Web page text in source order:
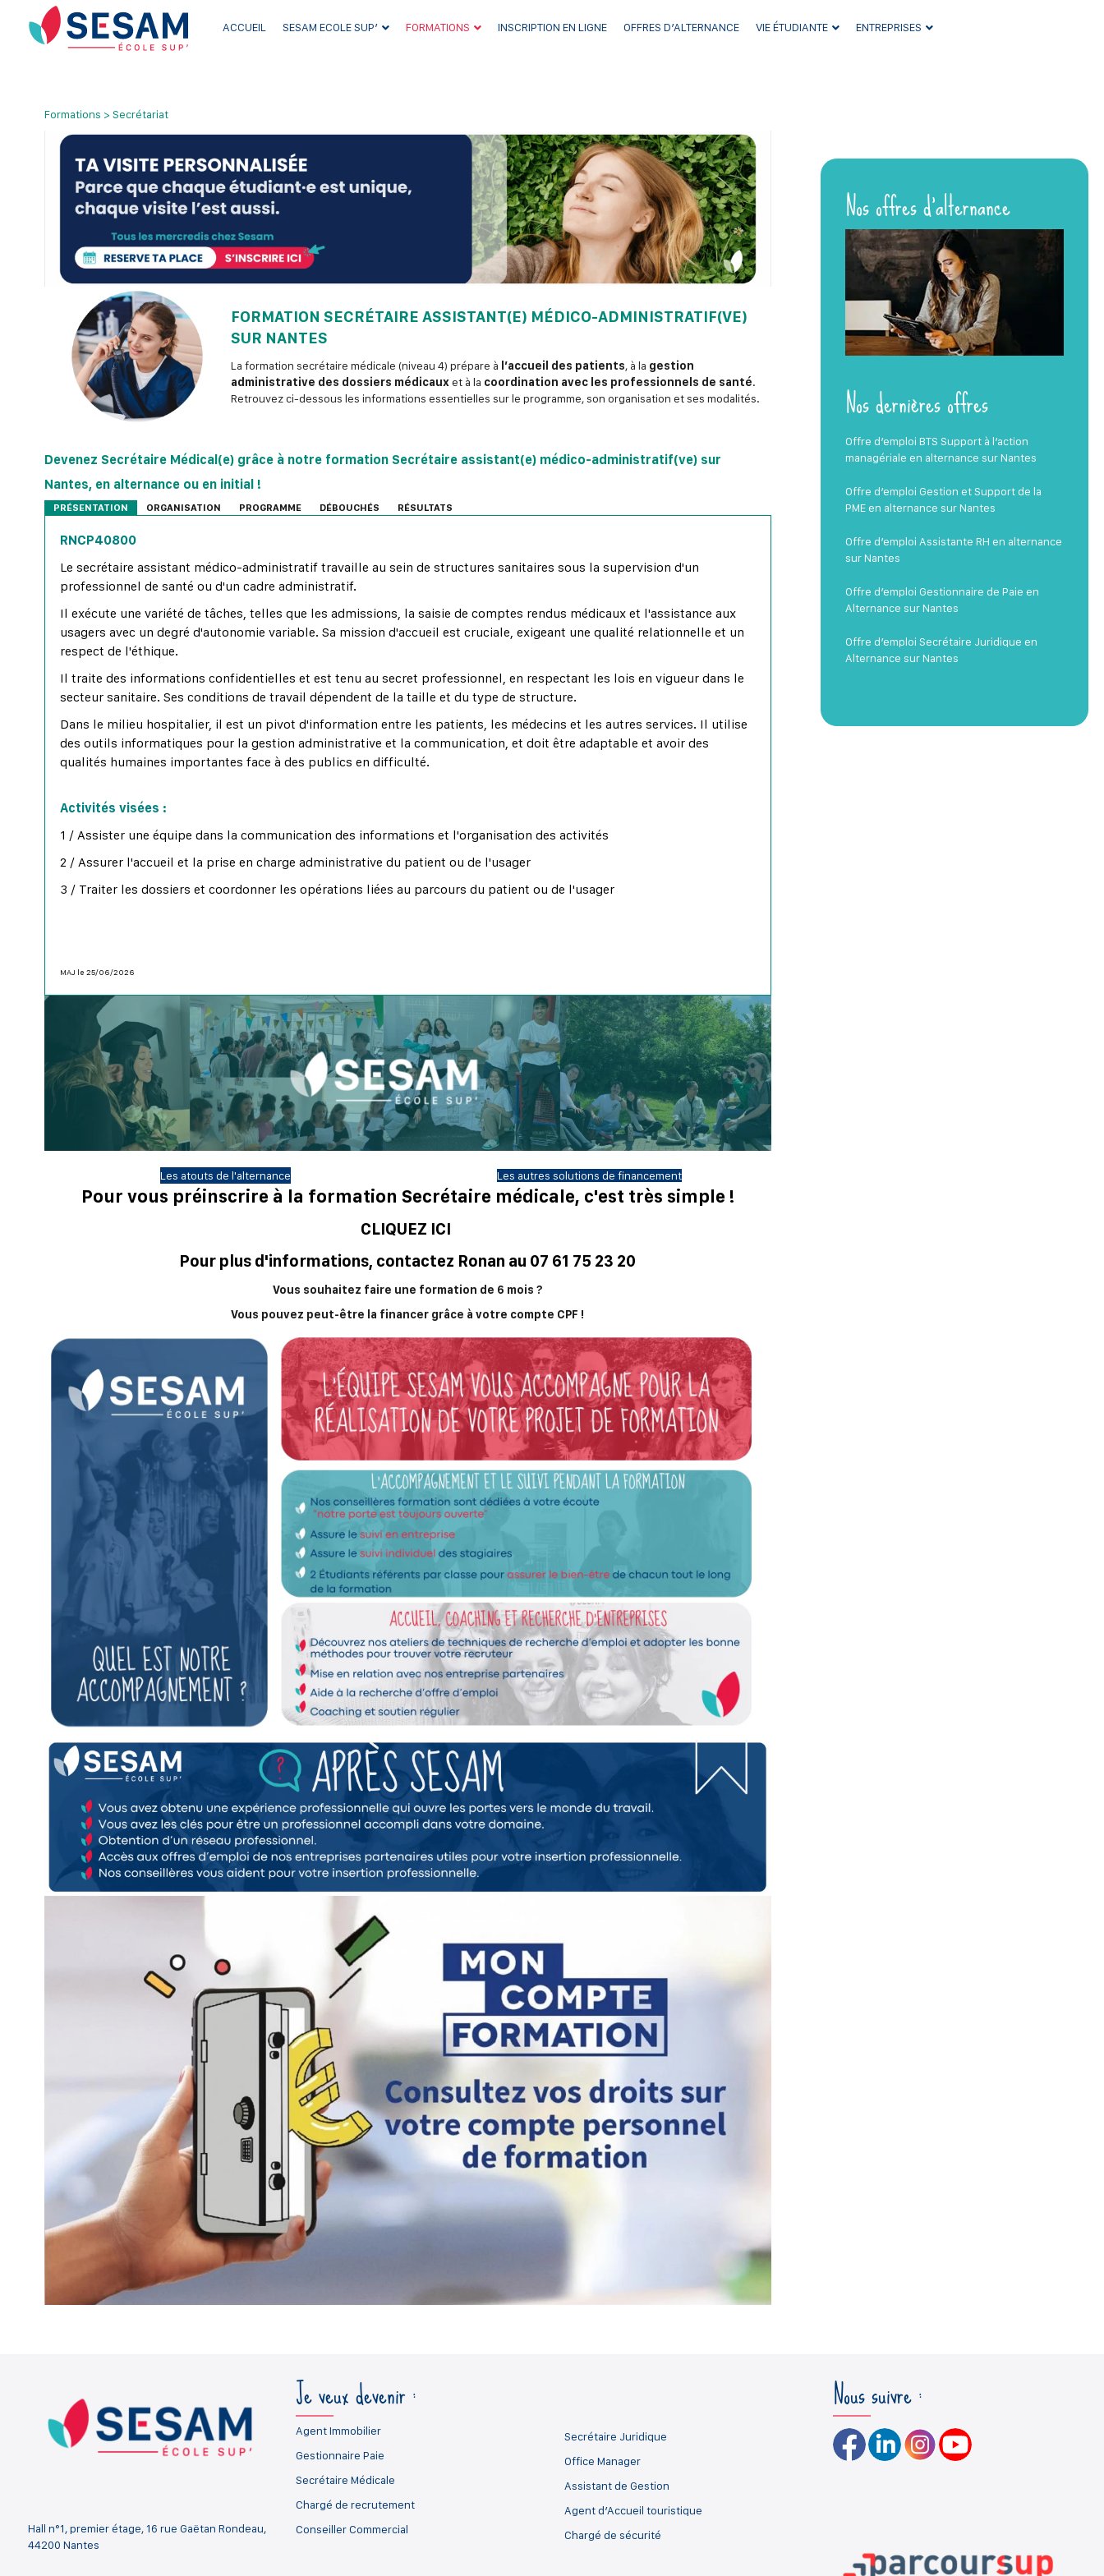
ACCUEIL SESAM ECOLE SUP’ FORMATIONS INSCRIPTION EN LIGNE OFFRES D’ALTERNANCE VIE ÉTUDIANTE ENTREPRISES
Formations > Secrétariat
FORMATION SECRÉTAIRE ASSISTANT(E) MÉDICO-ADMINISTRATIF(VE)
SUR NANTES
La formation secrétaire médicale (niveau 4) prépare à l’accueil des patients, à la gestion
administrative des dossiers médicauxet à la coordination avec les professionnels de santé.
Retrouvez ci-dessous les informations essentielles sur le programme, son organisation et ses modalités.
Devenez Secrétaire Médical(e) grâce à notre formation Secrétaire assistant(e) médico-administratif(ve) sur
Nantes, en alternance ou en initial !
PRÉSENTATION ORGANISATION PROGRAMME DÉBOUCHÉS RÉSULTATS
RNCP40800
Le secrétaire assistant médico-administratif travaille au sein de structures sanitaires sous la supervision d'un
professionnel de santé ou d'un cadre administratif.
Il exécute une variété de tâches, telles que les admissions, la saisie de comptes rendus médicaux et l'assistance aux
usagers avec un degré d'autonomie variable. Sa mission d'accueil est cruciale, exigeant une qualité relationnelle et un
respect de l'éthique.
Il traite des informations confidentielles et est tenu au secret professionnel, en respectant les lois en vigueur dans le
secteur sanitaire. Ses conditions de travail dépendent de la taille et du type de structure.
Dans le milieu hospitalier, il est un pivot d'information entre les patients, les médecins et les autres services. Il utilise
des outils informatiques pour la gestion administrative et la communication, et doit être adaptable et avoir des
qualités humaines importantes face à des publics en difficulté.
Activités visées :
1 / Assister une équipe dans la communication des informations et l'organisation des activités
2 / Assurer l'accueil et la prise en charge administrative du patient ou de l'usager
3 / Traiter les dossiers et coordonner les opérations liées au parcours du patient ou de l'usager
MAJ le 25/06/2026
Les atouts de l'alternance Les autres solutions de financement
Pour vous préinscrire à la formation Secrétaire médicale, c'est très simple !
CLIQUEZ ICI
Pour plus d'informations, contactez Ronan au 07 61 75 23 20
Vous souhaitez faire une formation de 6 mois ?
Vous pouvez peut-être la financer grâce à votre compte CPF !
Nos offres d’alternance
Nos dernières offres
Offre d’emploi BTS Support à l’action
managériale en alternance sur Nantes
Offre d’emploi Gestion et Support de la
PME en alternance sur Nantes
Offre d’emploi Assistante RH en alternance
sur Nantes
Offre d’emploi Gestionnaire de Paie en
Alternance sur Nantes
Offre d’emploi Secrétaire Juridique en
Alternance sur Nantes
Hall n°1, premier étage, 16 rue Gaëtan Rondeau,
44200 Nantes
Je veux devenir :
Agent Immobilier
Gestionnaire Paie
Secrétaire Médicale
Chargé de recrutement
Conseiller Commercial
Secrétaire Juridique
Office Manager
Assistant de Gestion
Agent d’Accueil touristique
Chargé de sécurité
Nous suivre :